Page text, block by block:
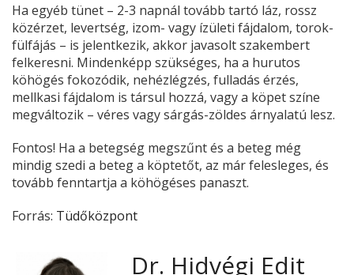
Ha egyéb tünet – 2-3 napnál tovább tartó láz, rossz
közérzet, levertség, izom- vagy ízületi fájdalom, torok-
fülfájás – is jelentkezik, akkor javasolt szakembert
felkeresni. Mindenképp szükséges, ha a hurutos
köhögés fokozódik, nehézlégzés, fulladás érzés,
mellkasi fájdalom is társul hozzá, vagy a köpet színe
megváltozik – véres vagy sárgás-zöldes árnyalatú lesz.
Fontos! Ha a betegség megszűnt és a beteg még
mindig szedi a beteg a köptetőt, az már felesleges, és
tovább fenntartja a köhögéses panaszt.
Forrás: Tüdőközpont
Dr. Hidvégi Edit